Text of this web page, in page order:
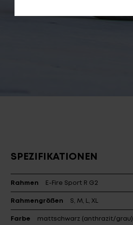
SPEZIFIKATIONEN
Rahmen E-Fire Sport R G2
Rahmengrößen S, M, L, XL
Farbe mattschwarz (anthrazit/grau)